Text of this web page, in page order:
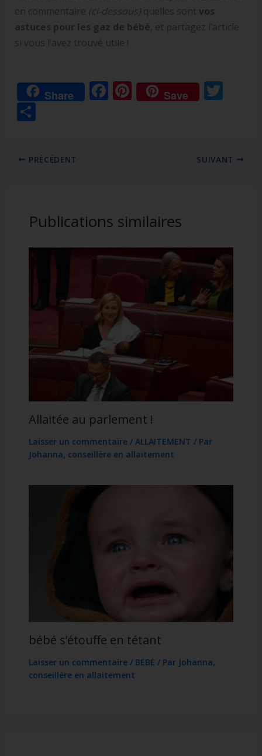
en commentaire (ci-dessous)quelles sont vos
astuces pour les gaz de bébé , et partagez l’article
si vous l’avez trouvé utile !
Share F Pi
nt
Save T
P
ta
g
PRÉCÉDENT SUIVANT
Publications similaires
Allaitée au parlement !
Laisser un commentaire / ALLAITEMENT / Par
Johanna, conseillère en allaitement
bébé s’étouffe en tétant
Laisser un commentaire / BÉBÉ / Par Johanna,
conseillère en allaitement